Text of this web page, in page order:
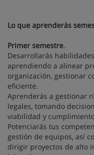
Lo que aprenderás
Primer semestre.
Desarrollarás
aprendiendo a alinear
organización, gestionar
eficiente.
Aprenderás a gestionar
legales, tomando
viabilidad y
Potenciarás tus
gestión de equipos, así
dirigir proyectos de alto